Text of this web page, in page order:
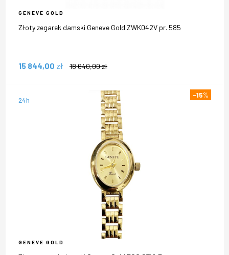
GENEVE GOLD
Złoty zegarek damski Geneve Gold ZWK042V pr. 585
15 844,00 zł 18 640,00zł
24h
-15%
GENEVE GOLD